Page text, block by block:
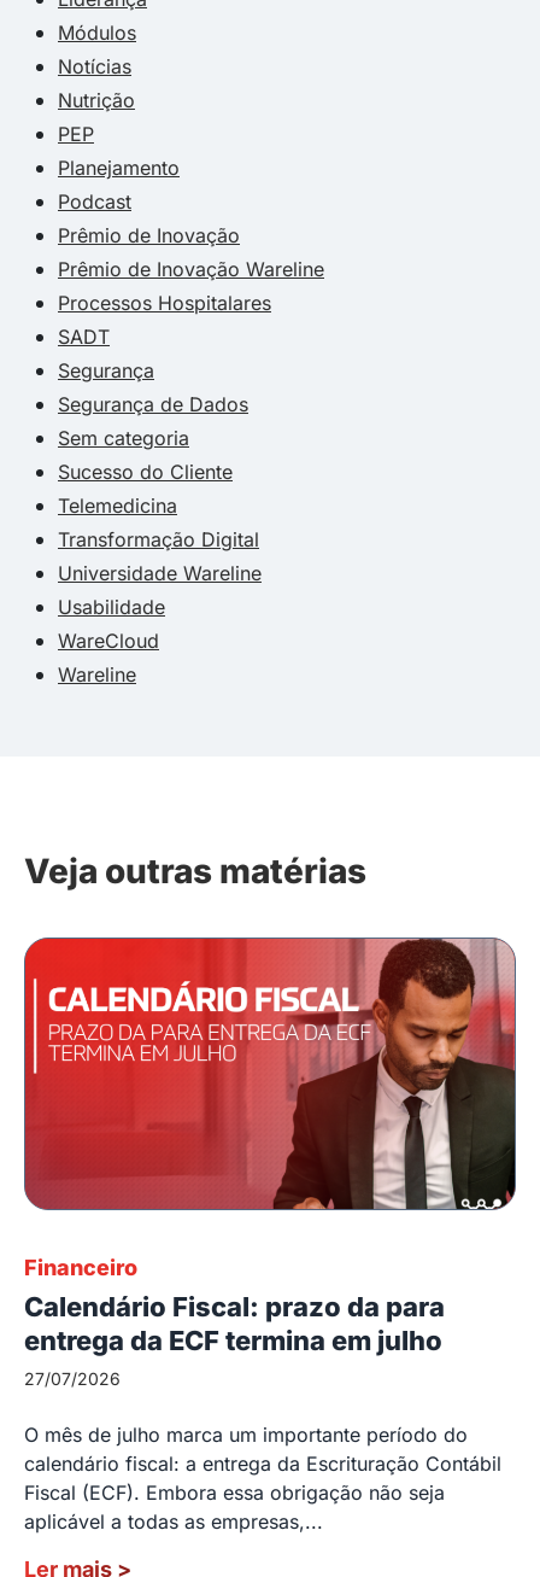
Módulos
Notícias
Nutrição
PEP
Planejamento
Podcast
Prêmio de Inovação
Prêmio de Inovação Wareline
Processos Hospitalares
SADT
Segurança
Segurança de Dados
Sem categoria
Sucesso do Cliente
Telemedicina
Transformação Digital
Universidade Wareline
Usabilidade
WareCloud
Wareline
Veja outras matérias
Financeiro
Calendário Fiscal: prazo da para
entrega da ECF termina em julho
27/07/2026
O mês de julho marca um importante período do
calendário fiscal: a entrega da Escrituração Contábil
Fiscal (ECF). Embora essa obrigação não seja
aplicável a todas as empresas,...
Ler mais >